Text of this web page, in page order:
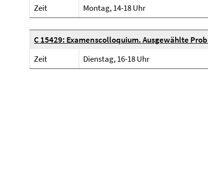
Zeit
Montag, 14-18 Uhr
C 15429: Examenscolloquium. Ausgewählte
Zeit
Dienstag, 16-18 Uhr